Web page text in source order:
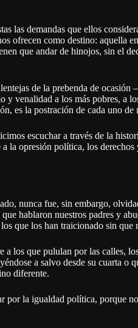
las demandas que ellos
ofrecen como destino: aquella
que andar de hinojos, sin el
de la prebenda de
y venalidad a los más pobres, a
es la postración de cada uno de
escuchar a través de la
la opresión política, los
nunca fue, sin embargo,
hablaron nuestros padres y
que los han traicionado sin que
los que pululan por las calles,
a salvo desde su cuarta o
diferente.
por la igualdad política, porque